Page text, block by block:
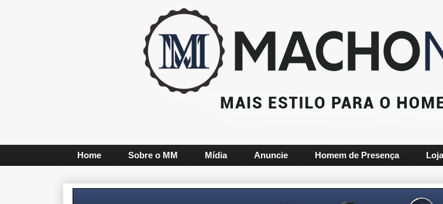
Home Sobre o MM Mídia Anuncie Homem de Presença